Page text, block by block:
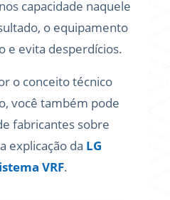
capacidade naquele
o equipamento
e evita desperdícios.
o conceito técnico
você também pode
fabricantes sobre
explicação da LG
VRF.